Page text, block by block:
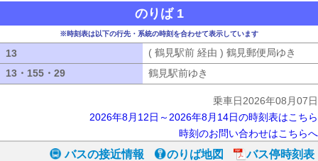
のりば 1
※時刻表は以下の行先・系統の時刻を合わせて表示しています
13 ( 鶴見駅前 経由 ) 鶴見郵便局ゆき
13・155・29
鶴見駅前ゆき
乗車日2026年08月07日
2026年8月12日～2026年8月14日の時刻表はこちら
時刻のお問い合わせはこちらへ
バスの接近情報 のりば地図
バス停時刻表